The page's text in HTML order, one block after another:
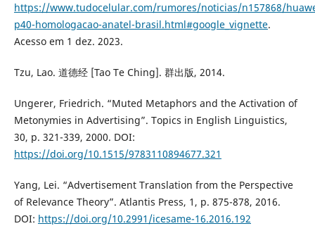
https://www.tudocelular.com/rumores/noticias/n157868/
p40-homologacao-anatel-brasil.html#google_vignette.
Acesso em 1 dez. 2023.
Tzu, Lao. 道德经 [Tao Te Ching]. 群出版, 2014.
Ungerer, Friedrich. “Muted Metaphors and the Activation of
Metonymies in Advertising”. Topics in English Linguistics,
30, p. 321-339, 2000. DOI:
https://doi.org/10.1515/9783110894677.321
Yang, Lei. “Advertisement Translation from the Perspective
of Relevance Theory”. Atlantis Press, 1, p. 875-878, 2016.
DOI: https://doi.org/10.2991/icesame-16.2016.192